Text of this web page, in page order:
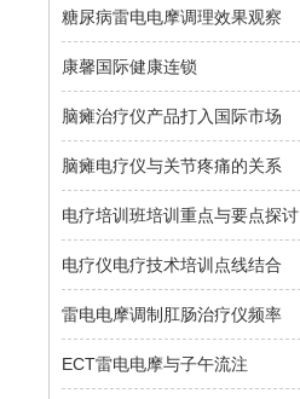
糖尿病雷电电摩调理效果观察
康馨国际健康连锁
脑瘫治疗仪产品打入国际市场
脑瘫电疗仪与关节疼痛的关系
电疗培训班培训重点与要点探讨
电疗仪电疗技术培训点线结合
雷电电摩调制肛肠治疗仪频率
ECT雷电电摩与子午流注